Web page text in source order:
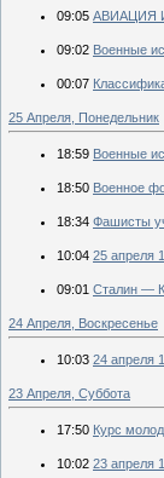
09:05 АВИАЦИЯ
09:02 Военные
00:07
25 Апреля, Понедельник
18:59 Военные
18:50 Военное
18:34 Фашисты
10:04 25 апреля
09:01 Сталин —
24 Апреля, Воскресенье
10:03 24 апреля
23 Апреля, Суббота
17:50 Курс
10:02 23 апреля